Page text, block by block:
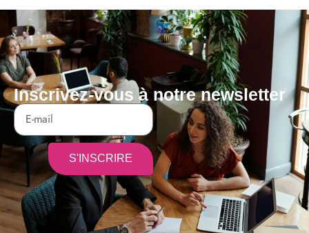
Inscrivez-vous à notre newsletter
S'INSCRIRE
Alternative: